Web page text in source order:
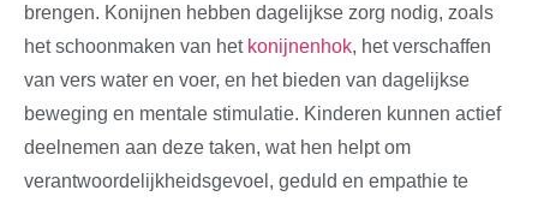
brengen. Konijnen hebben dagelijkse zorg nodig, zoals
het schoonmaken van het konijnenhok, het verschaffen
van vers water en voer, en het bieden van dagelijkse
beweging en mentale stimulatie. Kinderen kunnen actief
deelnemen aan deze taken, wat hen helpt om
verantwoordelijkheidsgevoel, geduld en empathie te